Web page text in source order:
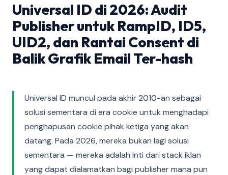
Universal ID di 2026: Audit
Publisher untuk RampID, ID5,
UID2, dan Rantai Consent di
Balik Grafik Email Ter-hash
Universal ID muncul pada akhir 2010-an sebagai
solusi sementara di era cookie untuk menghadapi
penghapusan cookie pihak ketiga yang akan
datang. Pada 2026, mereka bukan lagi solusi
sementara — mereka adalah inti dari stack iklan
yang dapat dialamatkan bagi publisher mana pun